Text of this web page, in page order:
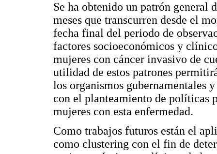
Se ha obtenido un patrón general
meses que transcurren desde el
fecha final del periodo de
factores socioeconómicos y
mujeres con cáncer invasivo de
utilidad de estos patrones
los organismos gubernamentales
con el planteamiento de políticas
mujeres con esta enfermedad.
Como trabajos futuros están el
como clustering con el fin de